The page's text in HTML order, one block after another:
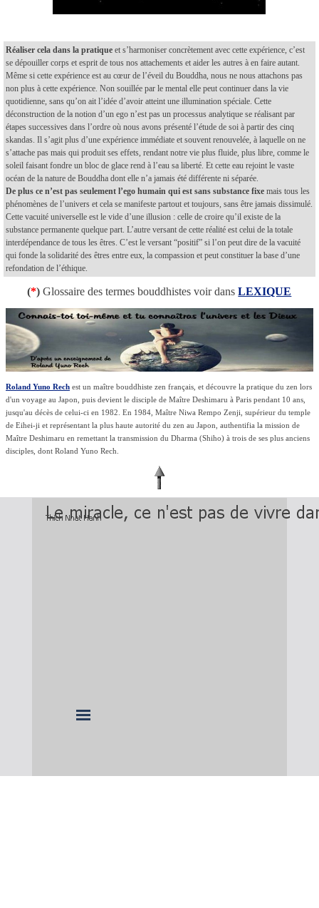
Réaliser cela dans la pratique et s’harmoniser concrètement avec cette expérience, c’est
se dépouiller corps et esprit de tous nos attachements et aider les autres à en faire autant.
Même si cette expérience est au cœur de l’éveil du Bouddha, nous ne nous attachons pas
non plus à cette expérience. Non souillée par le mental elle peut continuer dans la vie
quotidienne, sans qu’on ait l’idée d’avoir atteint une illumination spéciale. Cette
déconstruction de la notion d’un ego n’est pas un processus analytique se réalisant par
étapes successives dans l’ordre où nous avons présenté l’étude de soi à partir des cinq
skandas. Il s’agit plus d’une expérience immédiate et souvent renouvelée, à laquelle on ne
s’attache pas mais qui produit ses effets, rendant notre vie plus fluide, plus libre, comme le
soleil faisant fondre un bloc de glace rend à l’eau sa liberté. Et cette eau rejoint le vaste
océan de la nature de Bouddha dont elle n’a jamais été différente ni séparée.
De plus ce n’est pas seulement l’ego humain qui est sans substance fixe mais tous les
phénomènes de l’univers et cela se manifeste partout et toujours, sans être jamais dissimulé.
Cette vacuité universelle est le vide d’une illusion : celle de croire qu’il existe de la
substance permanente quelque part. L’autre versant de cette réalité est celui de la totale
interdépendance de tous les êtres. C’est le versant “positif” si l’on peut dire de la vacuité
qui fonde la solidarité des êtres entre eux, la compassion et peut constituer la base d’une
refondation de l’éthique.
(*)Glossaire des termes bouddhistes voir dans LEXIQUE
Roland Yuno Rech est un maître bouddhiste zen français, et découvre la pratique du zen lors
d'un voyage au Japon, puis devient le disciple de Maître Deshimaru à Paris pendant 10 ans,
jusqu'au décès de celui-ci en 1982. En 1984, Maître Niwa Rempo Zenji, supérieur du temple
de Eihei-ji et représentant la plus haute autorité du zen au Japon, authentifia la mission de
Maître Deshimaru en remettant la transmission du Dharma (Shiho) à trois de ses plus anciens
disciples, dont Roland Yuno Rech.